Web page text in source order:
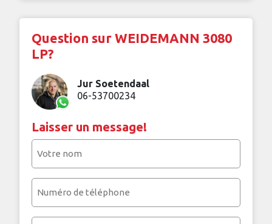
Question sur WEIDEMANN 3080
LP?
Jur Soetendaal
06-53700234
Laisser un message!
(Nécessaire)
téléphone